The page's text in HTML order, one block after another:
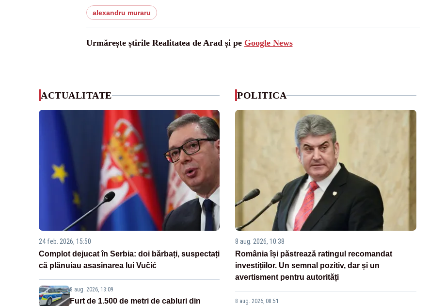
alexandru muraru
Urmărește știrile Realitatea de Arad și pe Google News
ACTUALITATE
24 feb. 2026, 15:50
Complot dejucat în Serbia: doi bărbați, suspectați
că plănuiau asasinarea lui Vučić
8 aug. 2026, 13:09
Furt de 1.500 de metri de cabluri din
POLITICA
8 aug. 2026, 10:38
România își păstrează ratingul recomandat
investițiilor. Un semnal pozitiv, dar și un
avertisment pentru autorități
8 aug. 2026, 08:51